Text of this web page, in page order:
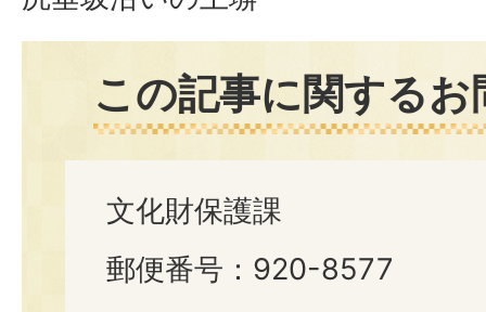
この記事に関する
文化財保護課
郵便番号：920-8577